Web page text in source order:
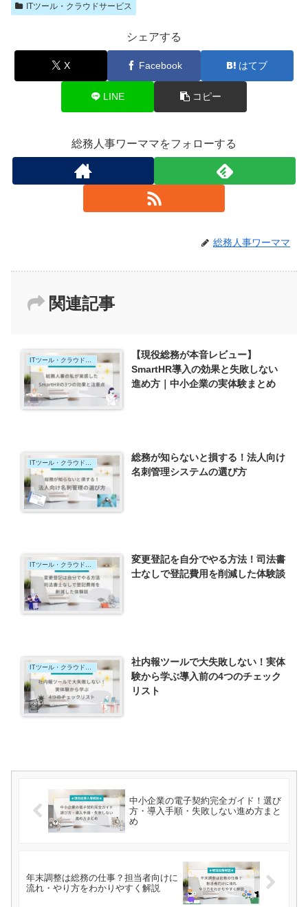
ITツール・クラウドサービス
シェアする
X Facebook はてブ
LINE コピー
総務人事ワーママをフォローする
総務人事ワーママ
関連記事
ITツール・クラウドサービス
【現役総務が本音レビュー】
SmartHR導入の効果と失敗しない
進め方｜中小企業の実体験まとめ
総務が知らないと損する！法人向け
名刺管理システムの選び方
ITツール・クラウドサービス
変更登記を自分でやる方法！司法書
士なしで登記費用を削減した体験談
社内報ツールで大失敗しない！実体
験から学ぶ導入前の4つのチェック
リスト
中小企業の電子契約完全ガイド！選び
方・導入手順・失敗しない進め方まと
め
年末調整は総務の仕事？担当者向けに
流れ・やり方をわかりやすく解説